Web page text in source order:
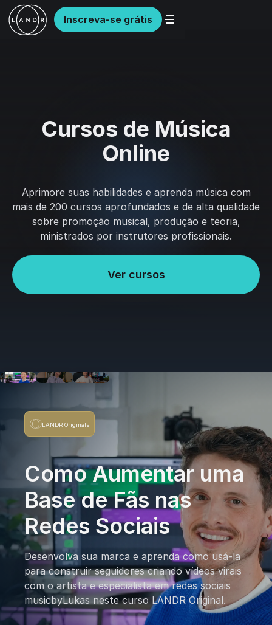
Inscreva-se grátis
Cursos de Música
Online
Aprimore suas habilidades e aprenda música com
mais de 200 cursos aprofundados e de alta qualidade
sobre promoção musical, produção e teoria,
ministrados por instrutores profissionais.
Ver cursos
LANDR Originals
Como Aumentar uma
Base de Fãs nas
Redes Sociais
Desenvolva sua marca e aprenda como usá-la
para construir seguidores criando vídeos virais
com o artista e especialista em redes sociais
musicbyLukas neste curso LANDR Original.